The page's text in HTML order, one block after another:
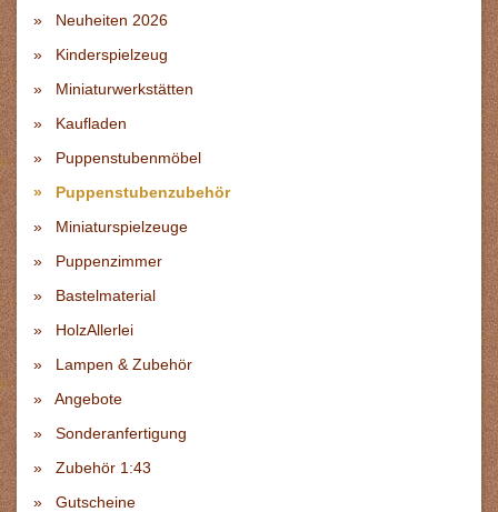
Neuheiten 2026
Kinderspielzeug
Miniaturwerkstätten
Kaufladen
Puppenstubenmöbel
Puppenstubenzubehör
Miniaturspielzeuge
Puppenzimmer
Bastelmaterial
HolzAllerlei
Lampen & Zubehör
Angebote
Sonderanfertigung
Zubehör 1:43
Gutscheine